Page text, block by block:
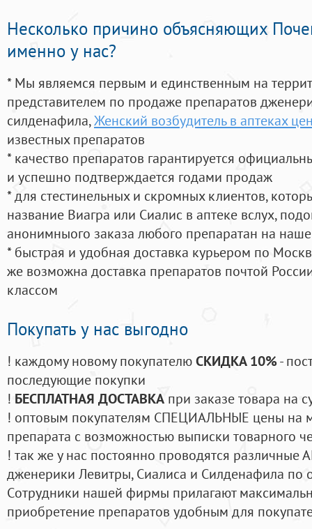
Несколько причино объясняющих
именно у нас?
* Мы являемся первым и единственным на
представителем по продаже препаратов
силденафила,Женский возбудитель в аптеках
известных препаратов
* качество препаратов гарантируется
и успешно подтверждается годами продаж
* для стестинельных и скромных клиентов,
название Виагра или Сиалис в аптеке вслух,
анонимныого заказа любого препаратан на
* быстрая и удобная доставка курьером по
же возможна доставка препаратов почтой
классом
Покупать у нас выгодно
! каждому новому покупателюСКИДКА 10%-
последующие покупки
! БЕСПЛАТНАЯ ДОСТАВКА при заказе товара на
! оптовым покупателям СПЕЦИАЛЬНЫЕ цены на
препарата с возможностью выписки товарного
! так же у нас постоянно проводятся
дженерики Левитры, Сиалиса и Силденафила по
Cотрудники нашей фирмы прилагают
приобретение препаратов удобным для